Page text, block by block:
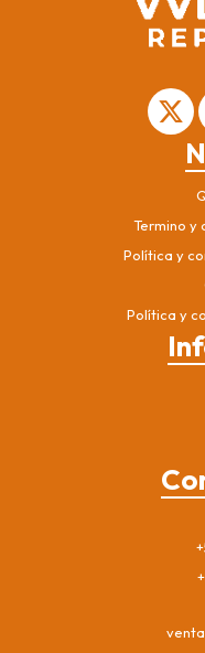
Termino y
Política y
Política y